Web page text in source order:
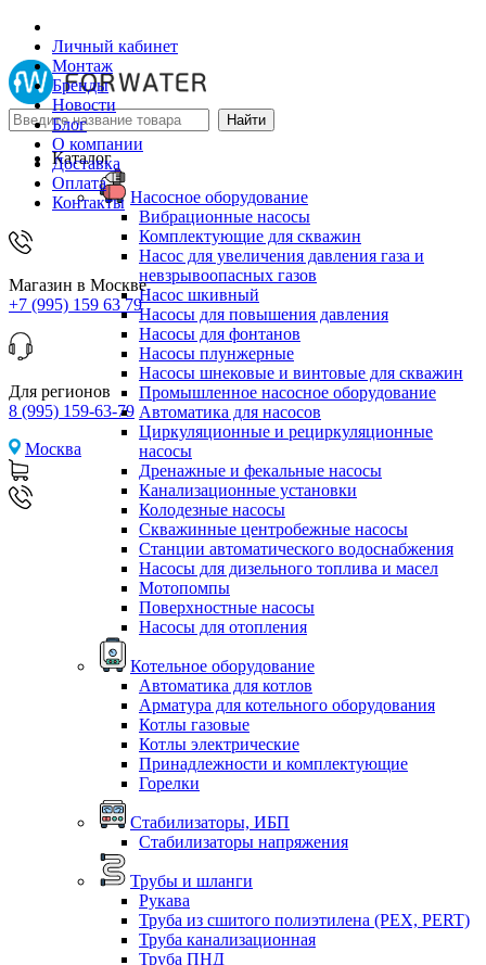
Личный кабинет
Монтаж
Бренды
Новости
Блог
О компании
Доставка
Оплата
Контакты
Магазин в Москве
+7 (995) 159 63 79
Для регионов
8 (995) 159-63-79
Москва
Каталог
Насосное оборудование
Вибрационные насосы
Комплектующие для скважин
Насос для увеличения давления газа и
невзрывоопасных газов
Насос шкивный
Насосы для повышения давления
Насосы для фонтанов
Насосы плунжерные
Насосы шнековые и винтовые для скважин
Промышленное насосное оборудование
Автоматика для насосов
Циркуляционные и рециркуляционные
насосы
Дренажные и фекальные насосы
Канализационные установки
Колодезные насосы
Скважинные центробежные насосы
Станции автоматического водоснабжения
Насосы для дизельного топлива и масел
Мотопомпы
Поверхностные насосы
Насосы для отопления
Котельное оборудование
Автоматика для котлов
Арматура для котельного оборудования
Котлы газовые
Котлы электрические
Принадлежности и комплектующие
Горелки
Стабилизаторы, ИБП
Стабилизаторы напряжения
Трубы и шланги
Рукава
Труба из сшитого полиэтилена (PEX, PERT)
Труба канализационная
Труба ПНД